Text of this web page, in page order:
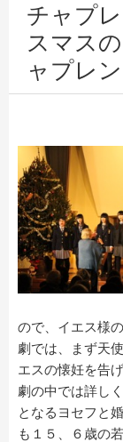
チャプ
スマス
ャプレン
ので、イエス様
劇では、まず天
エスの懐妊を告
劇の中では詳し
となるヨセフと
も１５、６歳の